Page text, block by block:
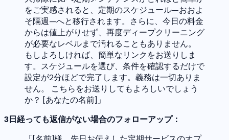
をご実感されると、定期のスケジュール—おおよ
そ隔週—へと移行されます。さらに、今日の料金
からは値上がりせず、再度ディープクリーニング
が必要なレベルまで汚れることもありません。
もしよろしければ、簡単なリンクをお送りしま
す。スケジュールを選び、条件を確認するだけで
設定が2分ほどで完了します。義務は一切ありま
せん。 こちらをお送りしてもよろしいでしょう
か？ [あなたの名前]」
3日経っても返信がない場合のフォローアップ：